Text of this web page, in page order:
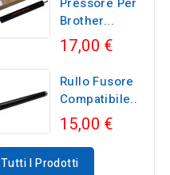
Brother...
17,00 €
Rullo Fusore
Compatibile...
15,00 €
Tutti I Prodotti